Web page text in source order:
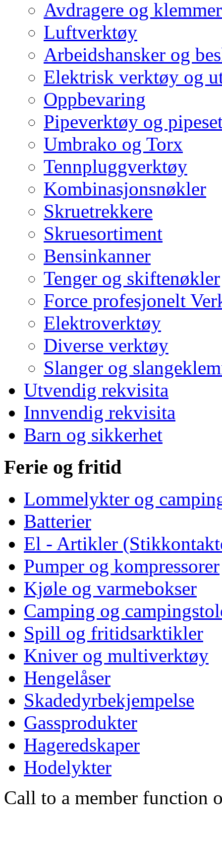
Avdragere og klemmer
Luftverktøy
Arbeidshansker og
Elektrisk verktøy og
Oppbevaring
Pipeverktøy og
Umbrako og Torx
Tennpluggverktøy
Kombinasjonsnøkler
Skruetrekkere
Skruesortiment
Bensinkanner
Tenger og skiftenøkler
Force profesjonelt
Elektroverktøy
Diverse verktøy
Slanger og
Utvendig rekvisita
Innvendig rekvisita
Barn og sikkerhet
Ferie og fritid
Lommelykter og
Batterier
El - Artikler
Pumper og kompressorer
Kjøle og varmebokser
Camping og
Spill og fritidsarktikler
Kniver og multiverktøy
Hengelåser
Skadedyrbekjempelse
Gassprodukter
Hageredskaper
Hodelykter
Call to a member function